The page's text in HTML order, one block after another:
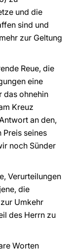
und die
sind und
zur Geltung
Reue, die
eine
das ohnehin
Kreuz
an den,
Preis seines
noch Sünder
Verurteilungen
die
Umkehr
des Herrn zu
Worten